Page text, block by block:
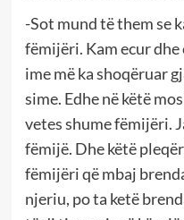
-Sot mund të them se
fëmijëri. Kam ecur
ime më ka shoqëruar
sime. Edhe në këtë
vetes shume fëmijëri.
fëmijë. Dhe këtë
fëmijëri që mbaj
njeriu, po ta ketë